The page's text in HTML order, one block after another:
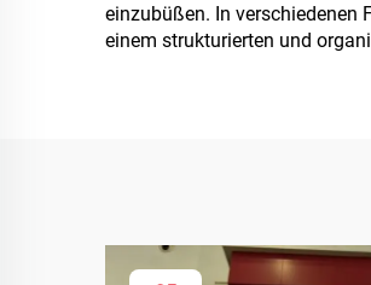
einzubüßen. In verschiedenen
einem strukturierten und